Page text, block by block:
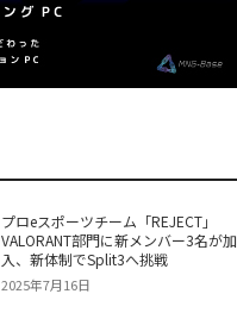
プロeスポーツチーム「REJECT」
VALORANT部門に新メンバー3名が加
入、新体制でSplit3へ挑戦
2025年7月16日